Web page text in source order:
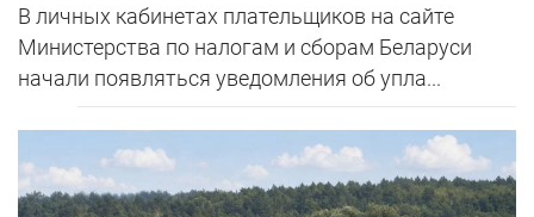
В личных кабинетах плательщиков на сайте
Министерства по налогам и сборам Беларуси
начали появляться уведомления об упла...